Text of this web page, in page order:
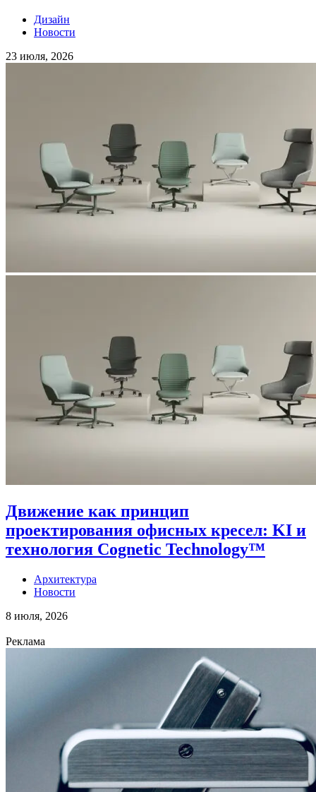
Дизайн
Новости
23 июля, 2026
Движение как принцип
проектирования офисных кресел: KI и
технология Cognetic Technology™
Архитектура
Новости
8 июля, 2026
Реклама